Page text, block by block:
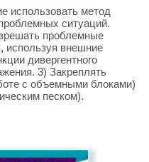
использовать метод
ситуаций.
проблемные
используя внешние
дивергентного
3) Закреплять
с объемными блоками)
песком).